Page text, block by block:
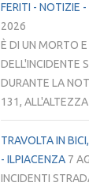
FERITI - NOTIZIE
2026
È DI UN MORTO
DELL'INCIDENTE
DURANTE LA
131,
TRAVOLTA IN
- ILPIACENZA 7
INCIDENTI